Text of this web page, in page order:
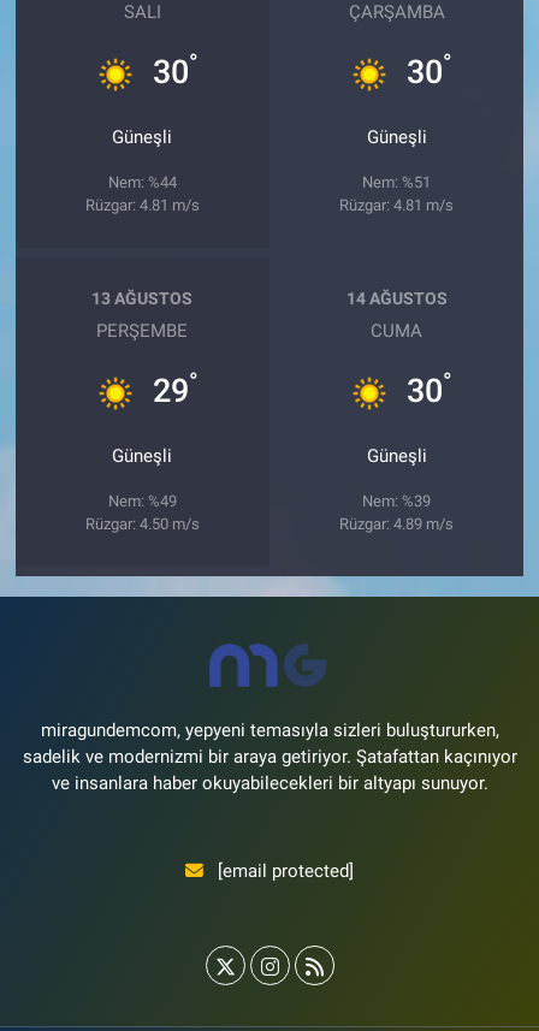
SALI
30°
Güneşli
Nem: %44
Rüzgar: 4.81 m/s
ÇARŞAMBA
30°
Güneşli
Nem: %51
Rüzgar: 4.81 m/s
13 AĞUSTOS
PERŞEMBE
29°
Güneşli
Nem: %49
Rüzgar: 4.50 m/s
14 AĞUSTOS
CUMA
30°
Güneşli
Nem: %39
Rüzgar: 4.89 m/s
miragundemcom, yepyeni temasıyla sizleri buluştururken,
sadelik ve modernizmi bir araya getiriyor. Şatafattan kaçınıyor
ve insanlara haber okuyabilecekleri bir altyapı sunuyor.
[email protected]